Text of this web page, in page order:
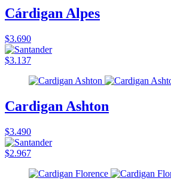
Cárdigan Alpes
$3.690
$3.137
Cardigan Ashton
$3.490
$2.967